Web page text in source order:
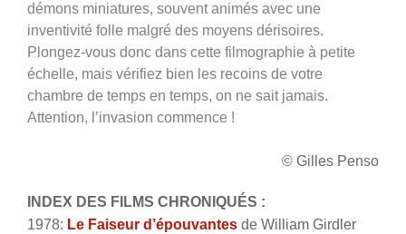
démons miniatures, souvent animés avec une
inventivité folle malgré des moyens dérisoires.
Plongez-vous donc dans cette filmographie à petite
échelle, mais vérifiez bien les recoins de votre
chambre de temps en temps, on ne sait jamais.
Attention, l’invasion commence !
© Gilles Penso
INDEX DES FILMS CHRONIQUÉS :
1978: Le Faiseur d’épouvantes de William Girdler